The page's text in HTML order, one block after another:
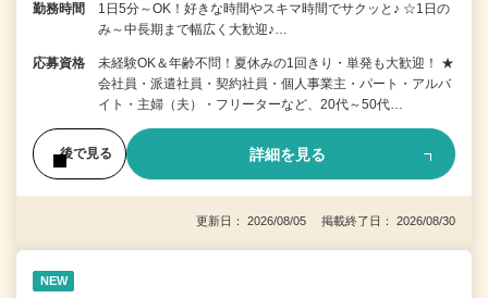
勤務時間
1日5分～OK！好きな時間やスキマ時間でサクッと♪ ☆1日の
み～中長期まで幅広く大歓迎♪…
応募資格
未経験OK＆年齢不問！夏休みの1回きり・単発も大歓迎！ ★
会社員・派遣社員・契約社員・個人事業主・パート・アルバ
イト・主婦（夫）・フリーターなど、20代～50代…
後で見る 詳細を見る
更新日： 2026/08/05 掲載終了日： 2026/08/30
NEW